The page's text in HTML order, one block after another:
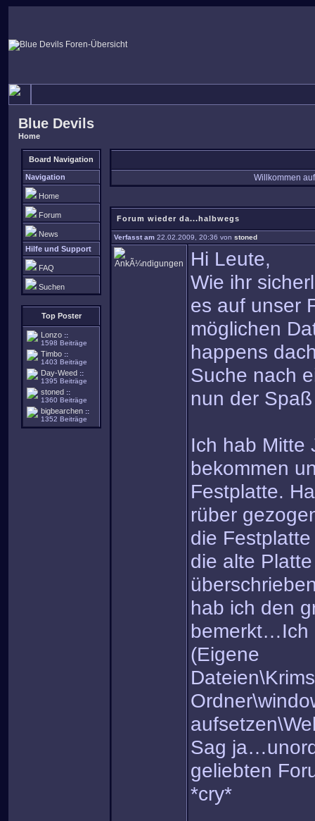
Blue Devils
Home
Board Navigation
Navigation
Home
Forum
News
Hilfe und Support
FAQ
Suchen
Top Poster
Lonzo ::
1598 Beiträge
Timbo ::
1403 Beiträge
Day-Weed ::
1395 Beiträge
stoned ::
1360 Beiträge
bigbearchen ::
1352 Beiträge
Willkommen
Forum wieder da...halbwegs
Verfasst am 22.02.2009, 20:36 von stoned
Hi Leute,
Wie ihr
es auf unser
möglichen
happens
Suche nach
nun der
Ich hab Mitte
bekommen
Festplatte.
rüber
die
die alte
hab ich den
bemerkt…Ich
(Eigene
Sag
geliebten
*cry*